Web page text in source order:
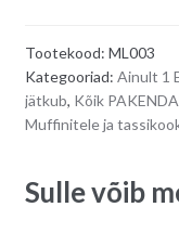
karp
21
x
(kõrgus)
Tootekood: ML003
Kategooriad: Ainult 1
jätkub, Kõik
Muffinitele ja
Sulle võib